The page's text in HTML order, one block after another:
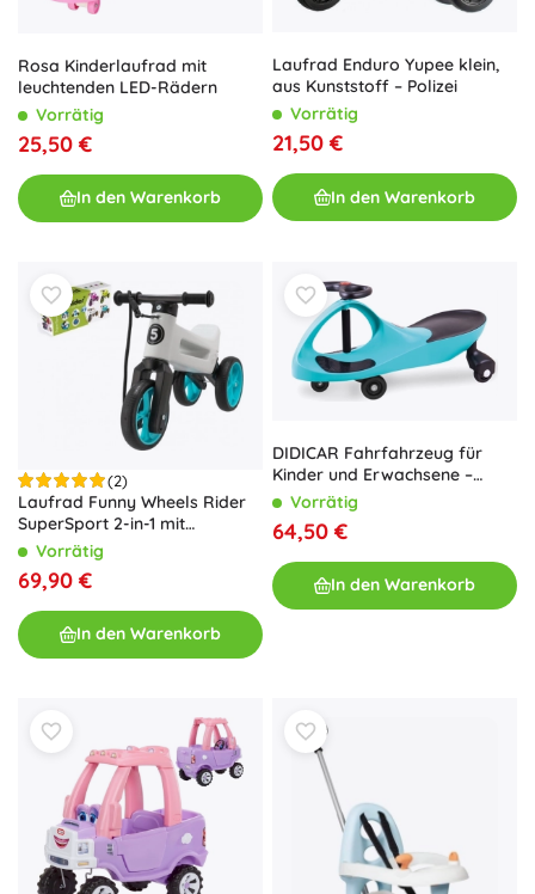
Rosa Kinderlaufrad mit
leuchtenden LED-Rädern
Vorrätig
25,50 €
In den Warenkorb
Laufrad Enduro Yupee klein,
aus Kunststoff – Polizei
Vorrätig
21,50 €
In den Warenkorb
(2)
Laufrad Funny Wheels Rider
SuperSport 2-in-1 mit
Tragegurt – Weiß-Türkis
Vorrätig
69,90 €
In den Warenkorb
DIDICAR Fahrfahrzeug für
Kinder und Erwachsene –
Türkis
Vorrätig
64,50 €
In den Warenkorb